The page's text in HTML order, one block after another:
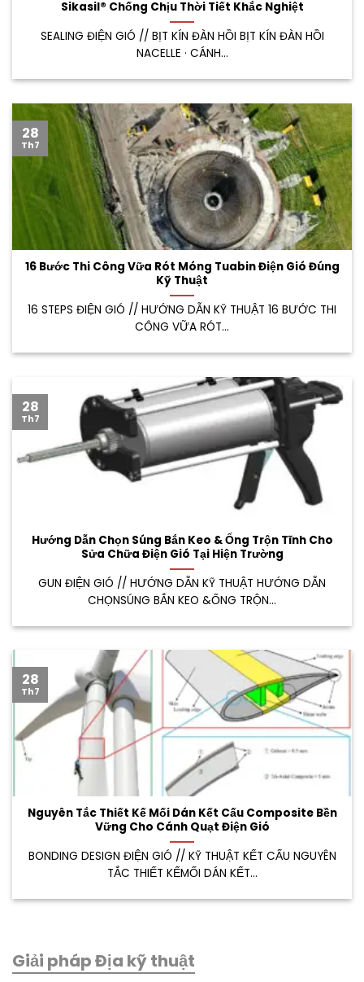
Sikasil® Chống Chịu Thời Tiết Khắc Nghiệt
SEALING ĐIỆN GIÓ // BỊT KÍN ĐÀN HỒI BỊT KÍN ĐÀN HỒI
NACELLE · CÁNH...
16 Bước Thi Công Vữa Rót Móng Tuabin Điện Gió Đúng
Kỹ Thuật
16 STEPS ĐIỆN GIÓ // HƯỚNG DẪN KỸ THUẬT 16 BƯỚC THI
CÔNG VỮA RÓT...
28
Th7
Hướng Dẫn Chọn Súng Bắn Keo & Ống Trộn Tĩnh Cho
Sửa Chữa Điện Gió Tại Hiện Trường
GUN ĐIỆN GIÓ // HƯỚNG DẪN KỸ THUẬT HƯỚNG DẪN
CHỌNSÚNG BẮN KEO &ỐNG TRỘN...
28
Th7
Nguyên Tắc Thiết Kế Mối Dán Kết Cấu Composite Bền
Vững Cho Cánh Quạt Điện Gió
BONDING DESIGN ĐIỆN GIÓ // KỸ THUẬT KẾT CẤU NGUYÊN
TẮC THIẾT KẾMỐI DÁN KẾT...
28
Th7
Giải pháp Địa kỹ thuật